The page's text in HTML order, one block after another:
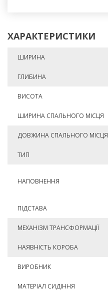
ХАРАКТЕРИСТИКИ
ШИРИНА
ГЛИБИНА
ВИСОТА
ШИРИНА СПАЛЬНОГО МІСЦЯ
ДОВЖИНА СПАЛЬНОГО МІСЦЯ
ТИП
НАПОВНЕННЯ
ПІДСТАВА
МЕХАНІЗМ ТРАНСФОРМАЦІЇ
НАЯВНІСТЬ КОРОБА
ВИРОБНИК
МАТЕРІАЛ СИДІННЯ